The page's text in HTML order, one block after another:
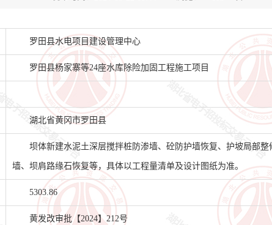
罗田县水电项目建设管理中心
罗田县杨家寨等24座水库除险加固工程施工项目
湖北省黄冈市罗田县
坝体新建水泥土深层搅拌桩防渗墙、砼防护墙恢复、护坡局部
墙、坝肩路缘石恢复等，具体以工程量清单及设计图纸为准。
5303.86
黄发改审批【2024】212号